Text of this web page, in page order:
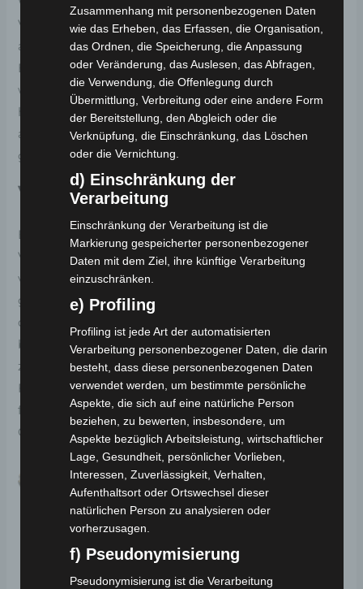
Volta VSM E-Moped passt sich Ihren Anforderungen
an. Profitieren Sie von der Flexibilität eines 2IN1
Elektro-Bike, der Zuverlässigkeit eines
wartungsarmen Systems und der Freiheit, dank des
herausnehmbaren Akkus, überall und jederzeit
aufzuladen. Entdecken Sie jetzt das Volta VSM und
genießen Sie jede Fahrt in vollen Zügen!
Versand & Verpackung:
Bedingt durch den Transport erfolgt eine teilweise
Vormontage des Fahrzeugs. Der Kunde führt die
vereinfachte Endmontage eigenständig durch. Die
gewöhnliche Aufbauzeit beträgt etwa 45 Minuten,
doch Sie können sicher sein, dass unsere Techniker
bereitstehen, um Ihnen bei Bedarf tatkräftig zur Seite
zu stehen. Wir bieten Ihnen auch die Möglichkeit, das
Fahrzeug gegen einen Aufpreis montiert und
fahrfertig geliefert zu erhalten, damit Sie direkt in den
Genuss Ihrer Mobilität kommen können.
Zusammenhang mit personenbezogenen Daten
wie das Erheben, das Erfassen, die Organisation,
das Ordnen, die Speicherung, die Anpassung
oder Veränderung, das Auslesen, das Abfragen,
die Verwendung, die Offenlegung durch
Übermittlung, Verbreitung oder eine andere Form
der Bereitstellung, den Abgleich oder die
Verknüpfung, die Einschränkung, das Löschen
oder die Vernichtung.
d) Einschränkung der
Verarbeitung
Einschränkung der Verarbeitung ist die
Markierung gespeicherter personenbezogener
Daten mit dem Ziel, ihre künftige Verarbeitung
einzuschränken.
e) Profiling
Profiling ist jede Art der automatisierten
Verarbeitung personenbezogener Daten, die darin
besteht, dass diese personenbezogenen Daten
verwendet werden, um bestimmte persönliche
Aspekte, die sich auf eine natürliche Person
beziehen, zu bewerten, insbesondere, um
Aspekte bezüglich Arbeitsleistung, wirtschaftlicher
Lage, Gesundheit, persönlicher Vorlieben,
Interessen, Zuverlässigkeit, Verhalten,
Aufenthaltsort oder Ortswechsel dieser
natürlichen Person zu analysieren oder
vorherzusagen.
f) Pseudonymisierung
Pseudonymisierung ist die Verarbeitung